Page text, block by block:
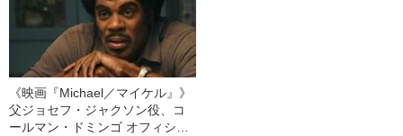
《映画『Michael／マイケル』》
父ジョセフ・ジャクソン役、コ
ールマン・ドミンゴ オフィシャ